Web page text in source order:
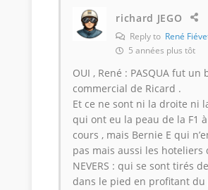
richard JEGO
Reply to René
5 années plus tôt
OUI , René : PASQUA fut un
commercial de Ricard .
Et ce ne sont ni la droite ni
qui ont eu la peau de la F1
cours , mais Bernie E qui
pas mais aussi les hoteliers
NEVERS : qui se sont tirés
dans le pied en profitant du